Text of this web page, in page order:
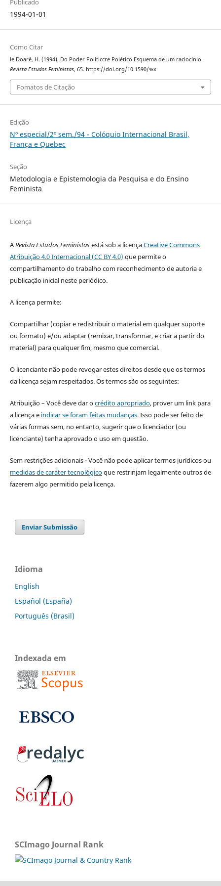
Publicado
1994-01-01
Como Citar
le Doaré, H. (1994). Do Poder Políticcre Poiético Esquema de um raciocínio.
Revista Estudos Feministas, 65. https://doi.org/10.1590/%x
Fomatos de Citação
Edição
Nº especial/2º sem./94 - Colóquio Internacional Brasil,
França e Quebec
Seção
Metodologia e Epistemologia da Pesquisa e do Ensino
Feminista
Licença
ARevista Estudos Feministasestá sob a licençaCreative Commons
Atribuição 4.0 Internacional (CC BY 4.0) que permite o
compartilhamento do trabalho com reconhecimento de autoria e
publicação inicial neste periódico.
A licença permite:
Compartilhar (copiar e redistribuir o material em qualquer suporte
ou formato) e/ou adaptar (remixar, transformar, e criar a partir do
material) para qualquer fim, mesmo que comercial.
O licenciante não pode revogar estes direitos desde que os termos
da licença sejam respeitados. Os termos são os seguintes:
Atribuição – Você deve dar ocrédito apropriado, prover um link para
a licença e indicar se foram feitas mudanças. Isso pode ser feito de
várias formas sem, no entanto, sugerir que o licenciador (ou
licenciante) tenha aprovado o uso em questão.
Sem restrições adicionais - Você não pode aplicar termos jurídicos ou
medidas de caráter tecnológicoque restrinjam legalmente outros de
fazerem algo permitido pela licença.
Enviar Submissão
Idioma
English
Español (España)
Português (Brasil)
Indexada em
SCImago Journal Rank